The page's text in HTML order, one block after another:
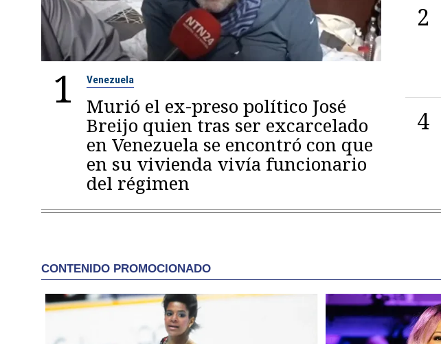
1 Venezuela
Murió el ex-preso político José
Breijo quien tras ser excarcelado
en Venezuela se encontró con que
en su vivienda vivía funcionario
del régimen
2
4